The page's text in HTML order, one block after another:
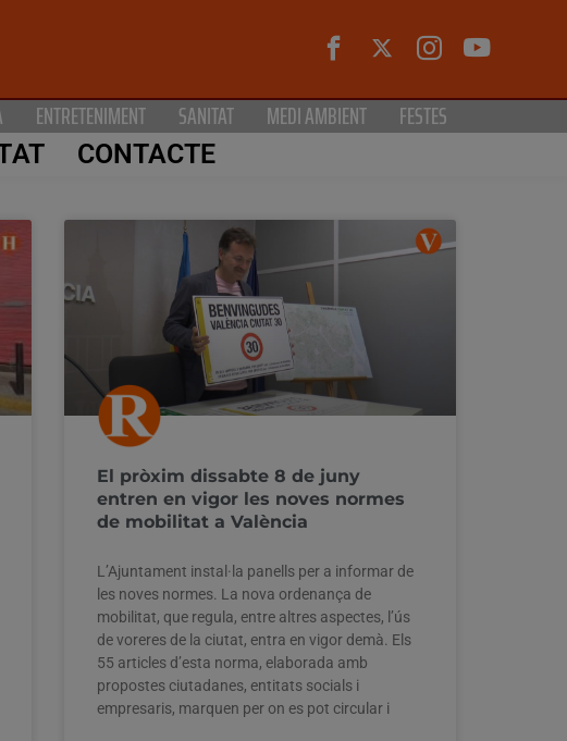
ENTRETENIMENT SANITAT MEDI AMBIENT FESTES
CONTACTE
El pròxim dissabte 8 de juny
entren en vigor les noves normes
de mobilitat a València
L’Ajuntament instal·la panells per a informar de
les noves normes. La nova ordenança de
mobilitat, que regula, entre altres aspectes, l’ús
de voreres de la ciutat, entra en vigor demà. Els
55 articles d’esta norma, elaborada amb
propostes ciutadanes, entitats socials i
empresaris, marquen per on es pot circular i